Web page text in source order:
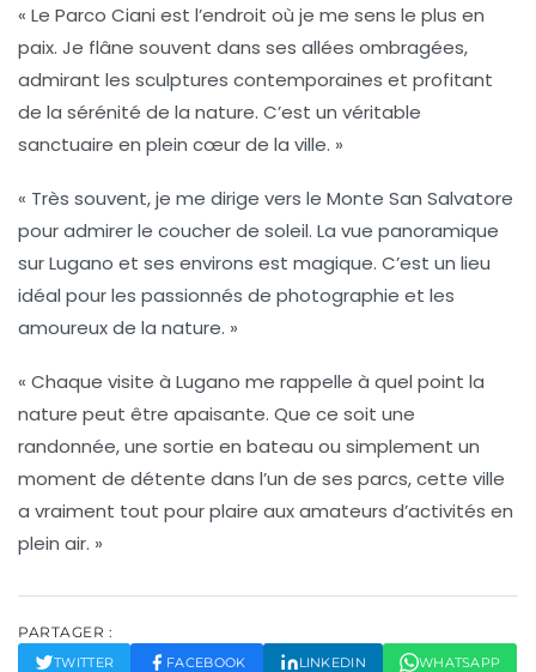
« Le Parco Ciani est l’endroit où je me sens le plus en
paix. Je flâne souvent dans ses allées ombragées,
admirant les sculptures contemporaines et profitant
de la sérénité de la nature. C’est un véritable
sanctuaire en plein cœur de la ville. »
« Très souvent, je me dirige vers le Monte San Salvatore
pour admirer le coucher de soleil. La vue panoramique
surLugano et ses environs est magique. C’est un lieu
idéal pour les passionnés de photographie et les
amoureux de la nature. »
« Chaque visite à Lugano me rappelle à quel point la
nature peut être apaisante. Que ce soit une
randonnée, une sortie en bateau ou simplement un
moment de détente dans l’un de ses parcs, cette ville
a vraiment tout pour plaire aux amateurs d’activités en
plein air. »
PARTAGER :
TWITTER FACEBOOK LINKEDIN WHATSAPP